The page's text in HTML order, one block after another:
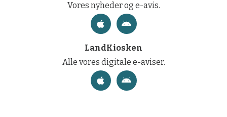
Vores nyheder og e-avis.
LandKiosken
Alle vores digitale e-aviser.